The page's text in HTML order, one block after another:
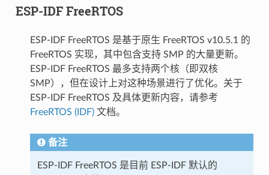
ESP-IDF FreeRTOS
ESP-IDF FreeRTOS 是基于原生 FreeRTOS v10.5.1 的
FreeRTOS 实现，其中包含支持 SMP 的大量更新。
ESP-IDF FreeRTOS 最多支持两个核（即双核
SMP），但在设计上对这种场景进行了优化。关于
ESP-IDF FreeRTOS 及具体更新内容，请参考
FreeRTOS (IDF)文档。
备注
ESP-IDF FreeRTOS 是目前 ESP-IDF 默认的